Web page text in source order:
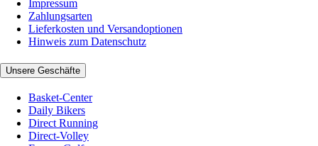
Impressum
Zahlungsarten
Lieferkosten und Versandoptionen
Hinweis zum Datenschutz
Unsere Geschäfte
Basket-Center
Daily Bikers
Direct Running
Direct-Volley